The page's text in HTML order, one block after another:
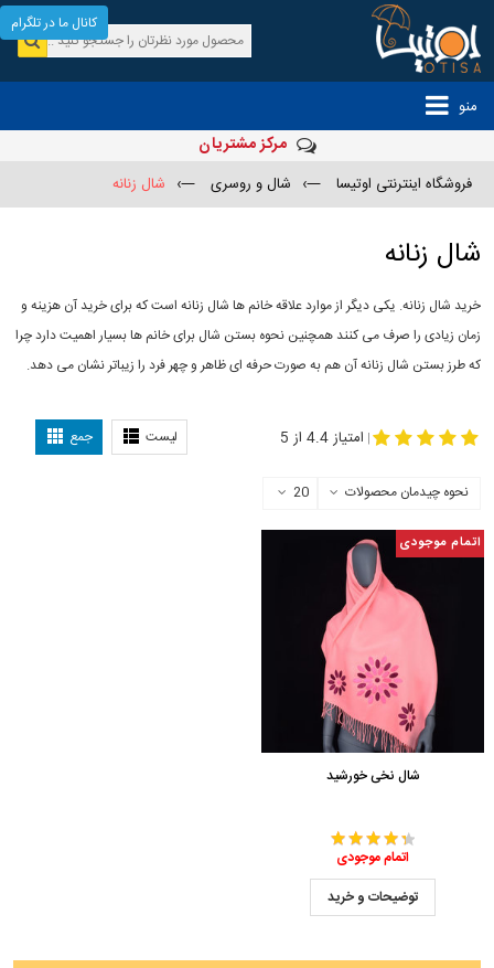
منو
مرکز مشتریان
فروشگاه اینترنتی اوتیسا —› شال و روسری —› شال زنانه
شال زنانه
خرید شال زنانه. یکی دیگر از موارد علاقه خانم ها شال زنانه است که برای خرید آن هزینه و
زمان زیادی را صرف می کنند همچنین نحوه بستن شال برای خانم ها بسیار اهمیت دارد چرا
که طرز بستن شال زنانه آن هم به صورت حرفه ای ظاهر و چهر فرد را زیباتر نشان می دهد.
لیست جمع | امتیاز 4.4 از 5
نحوه چیدمان محصولات 20
اتمام موجودی
شال نخی خورشید
اتمام موجودی
توضیحات و خرید
کانال ما در تلگرام